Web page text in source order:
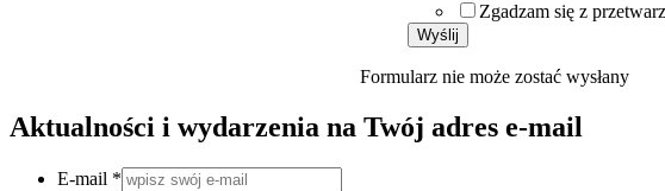
Zgadzam się z
Wyślij
Formularz nie może zostać wysłany
Aktualności i wydarzenia na Twój adres e-mail
E-mail *